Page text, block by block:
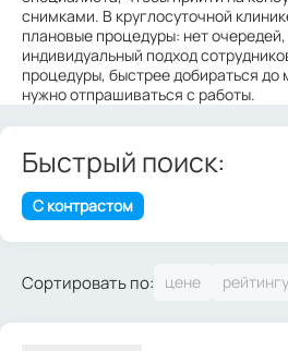
снимками. В круглосуточной
плановые процедуры: нет
индивидуальный подход
процедуры, быстрее добираться до
нужно отпрашиваться с работы.
Быстрый поиск:
С контрастом
Сортировать по: